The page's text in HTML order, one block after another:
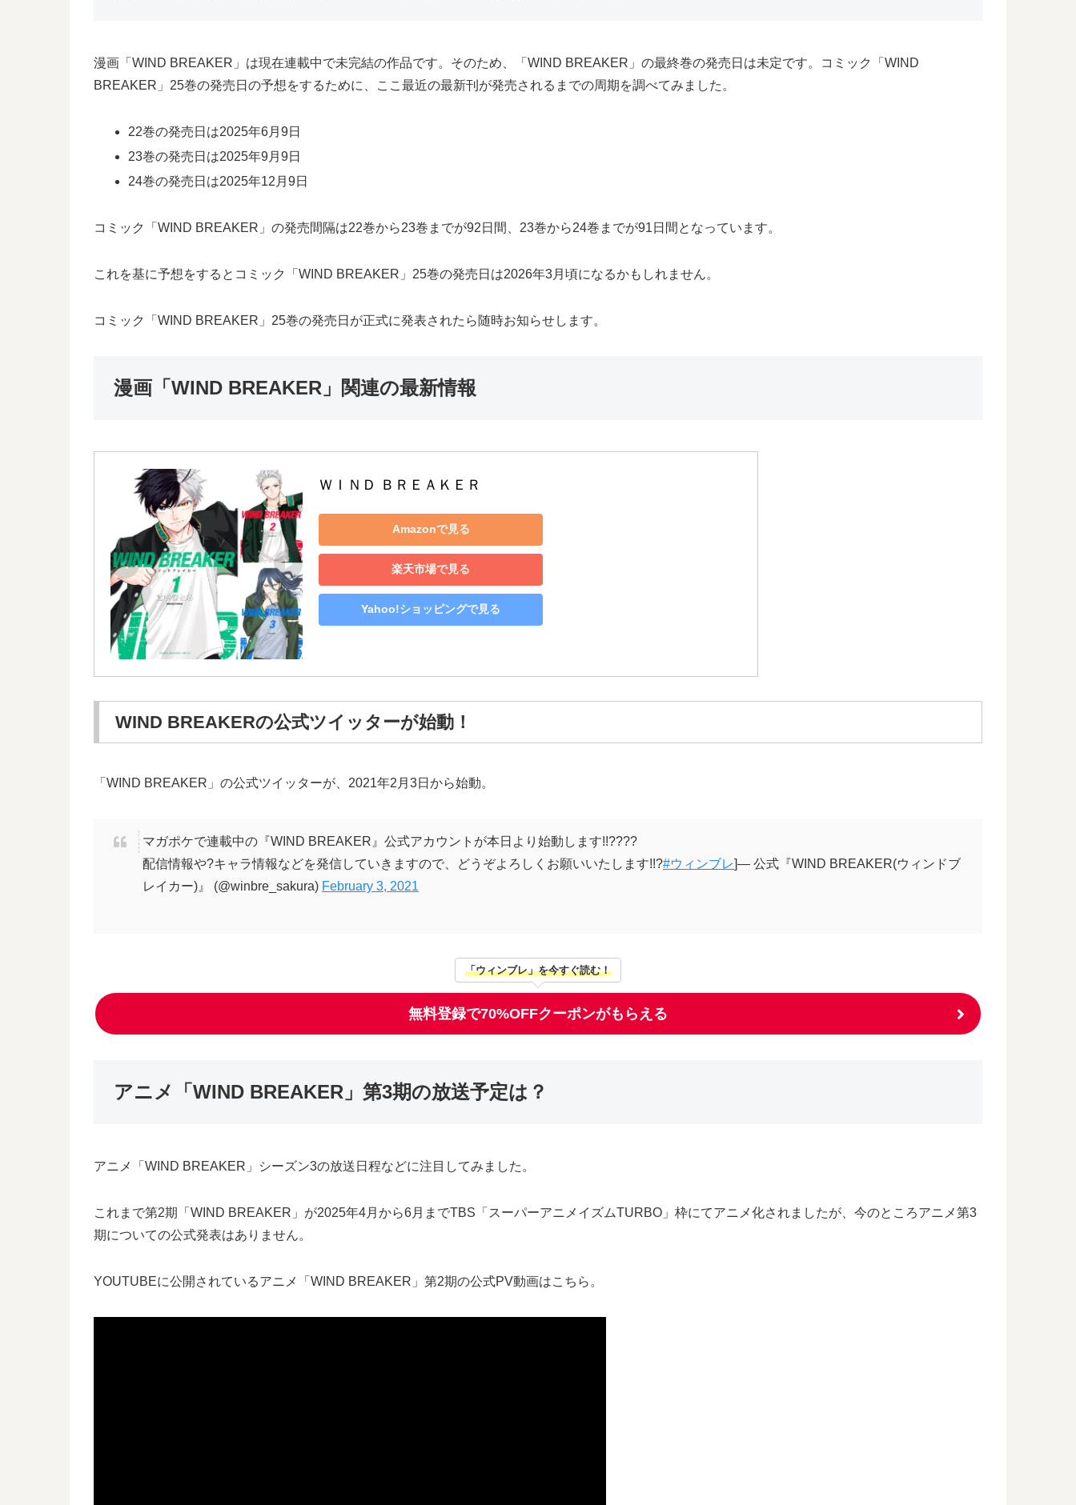
漫画「WIND BREAKER」は現在連載中で未完結の作品です。そのため、「WIND BREAKER」の最終巻の発売日は未定です。コミック「WIND
BREAKER」25巻の発売日の予想をするために、ここ最近の最新刊が発売されるまでの周期を調べてみました。
22巻の発売日は2025年6月9日
23巻の発売日は2025年9月9日
24巻の発売日は2025年12月9日
コミック「WIND BREAKER」の発売間隔は22巻から23巻までが92日間、23巻から24巻までが91日間となっています。
これを基に予想をするとコミック「WIND BREAKER」25巻の発売日は2026年3月頃になるかもしれません。
コミック「WIND BREAKER」25巻の発売日が正式に発表されたら随時お知らせします。
漫画「WIND BREAKER」関連の最新情報
ＷＩＮＤ ＢＲＥＡＫＥＲ
Amazonで見る
楽天市場で見る
Yahoo!ショッピングで見る
WIND BREAKERの公式ツイッターが始動！
「WIND BREAKER」の公式ツイッターが、2021年2月3日から始動。
マガポケで連載中の『WIND BREAKER』公式アカウントが本日より始動します!!????
配信情報や?キャラ情報などを発信していきますので、どうぞよろしくお願いいたします!!?#ウィンブレ]— 公式『WIND BREAKER(ウィンドブ
レイカー)』 (@winbre_sakura) February 3, 2021
「ウィンブレ」を今すぐ読む！
無料登録で70%OFFクーポンがもらえる
アニメ「WIND BREAKER」第3期の放送予定は？
アニメ「WIND BREAKER」シーズン3の放送日程などに注目してみました。
これまで第2期「WIND BREAKER」が2025年4月から6月までTBS「スーパーアニメイズムTURBO」枠にてアニメ化されましたが、今のところアニメ第3
期についての公式発表はありません。
YOUTUBEに公開されているアニメ「WIND BREAKER」第2期の公式PV動画はこちら。